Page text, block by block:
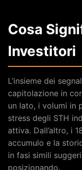
Cosa
Investitori
L’insieme dei
capitolazione in
un lato, i volumi in
stress degli STH
attiva. Dall’altro, i
accumulo e la
in fasi simili
posizionando.